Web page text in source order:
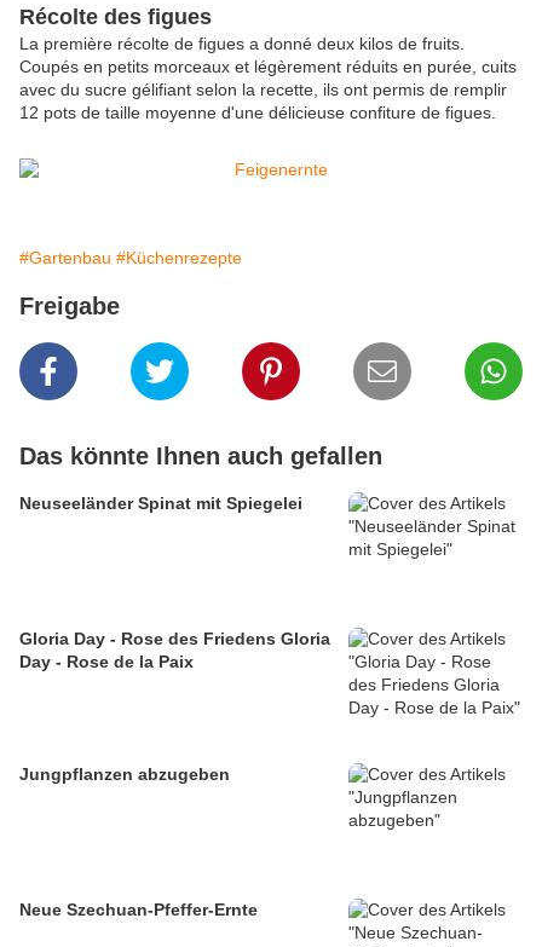
Récolte des figues
La première récolte de figues a donné deux kilos de fruits.
Coupés en petits morceaux et légèrement réduits en purée, cuits
avec du sucre gélifiant selon la recette, ils ont permis de remplir
12 pots de taille moyenne d'une délicieuse confiture de figues.
#Gartenbau #Küchenrezepte
Freigabe
Das könnte Ihnen auch gefallen
Neuseeländer Spinat mit Spiegelei
Gloria Day - Rose des Friedens Gloria
Day - Rose de la Paix
Jungpflanzen abzugeben
Neue Szechuan-Pfeffer-Ernte